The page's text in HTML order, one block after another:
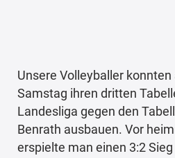
Unsere Volleyballer
Samstag ihren dritten
Landesliga gegen den
Benrath ausbauen. Vor
erspielte man einen 3:2 Sieg